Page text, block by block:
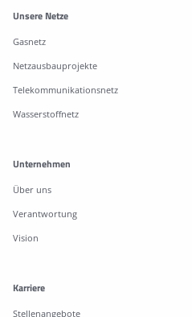
Weitere Informationen
Unsere Netze
Gasnetz
Netzausbauprojekte
Telekommunikationsnetz
Wasserstoffnetz
Unternehmen
Über uns
Verantwortung
Vision
Karriere
Stellenangebote